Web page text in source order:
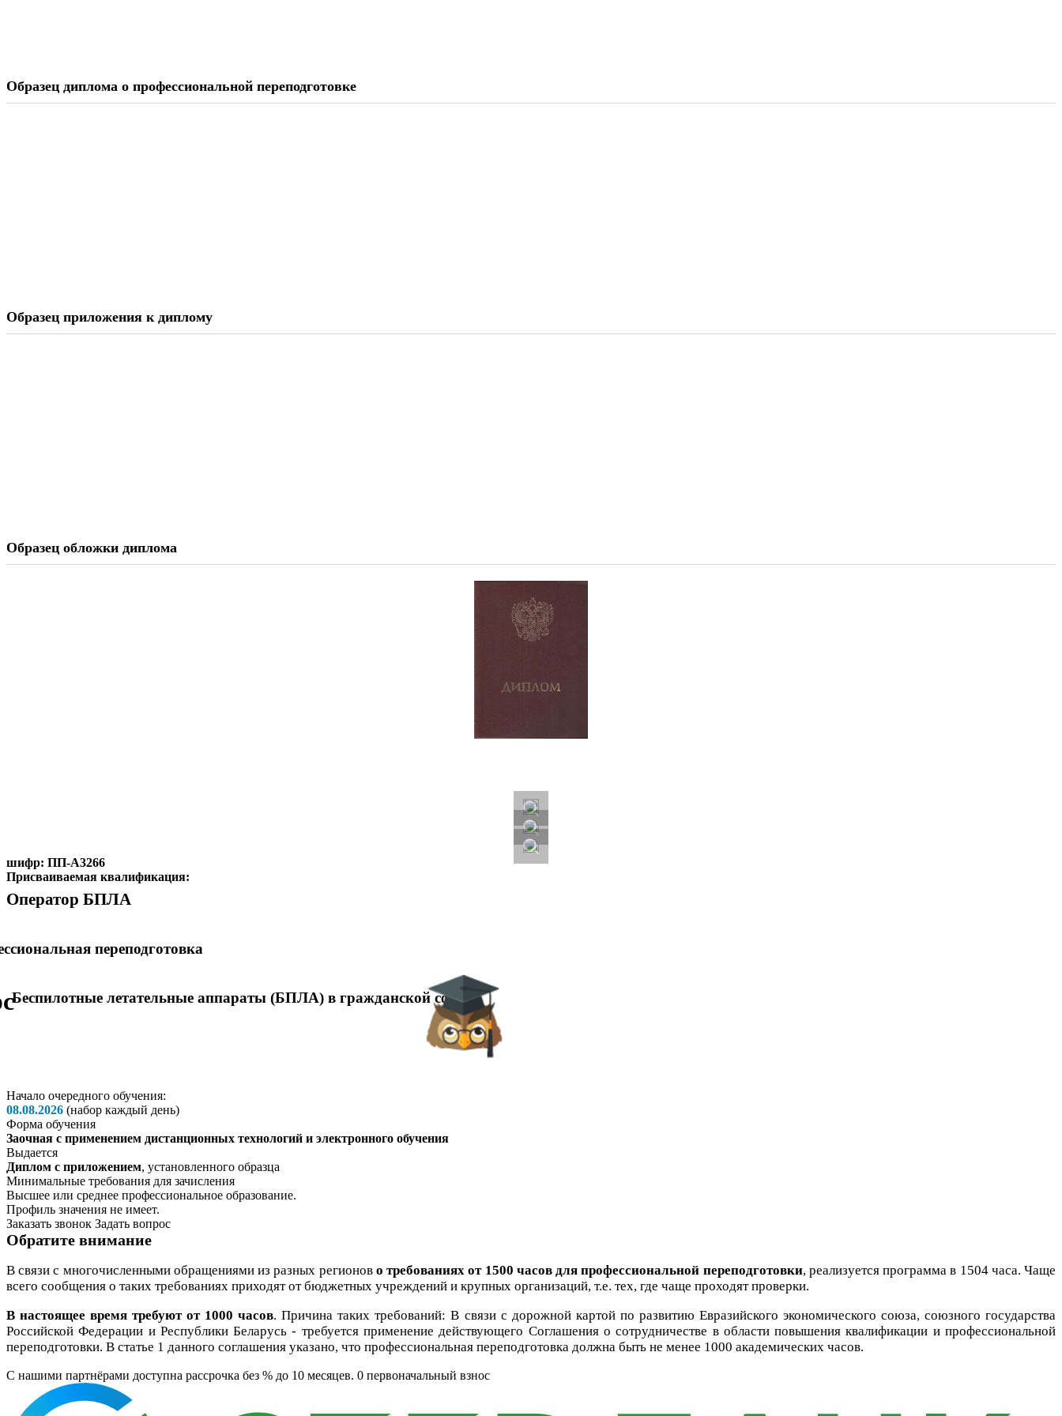
Образец диплома о профессиональной переподготовке
Образец приложения к диплому
Образец обложки диплома
шифр: ПП-А3266
Присваиваемая квалификация:
Оператор БПЛА
переподготовка
Беспилотные летательные аппараты (БПЛА) в гражданской сфере
Начало очередного обучения:
08.08.2026 (набор каждый день)
Форма обучения
Заочная с применением дистанционных технологий и электронного обучения
Выдается
Диплом с приложением, установленного образца
Минимальные требования для зачисления
Высшее или среднее профессиональное образование.
Профиль значения не имеет.
Заказать звонок Задать вопрос
Обратите внимание
В связи с многочисленными обращениями из разных регионов о требованиях от 1500 часов для профессиональной переподготовки, реализуется программа в 1504 часа. Чаще
всего сообщения о таких требованиях приходят от бюджетных учреждений и крупных организаций, т.е. тех, где чаще проходят проверки.
В настоящее время требуют от 1000 часов. Причина таких требований: В связи с дорожной картой по развитию Евразийского экономического союза, союзного государства
Российской Федерации и Республики Беларусь - требуется применение действующего Соглашения о сотрудничестве в области повышения квалификации и профессиональной
переподготовки. В статье 1 данного соглашения указано, что профессиональная переподготовка должна быть не менее 1000 академических часов.
C нашими партнёрами доступна рассрочка без % до 10 месяцев. 0 первоначальный взнос